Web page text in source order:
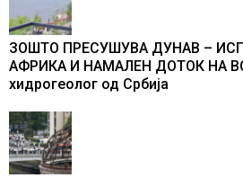
ЗОШТО ПРЕСУШУВА ДУНАВ –
АФРИКА И НАМАЛЕН ДОТОК НА
хидрогеолог од Србија